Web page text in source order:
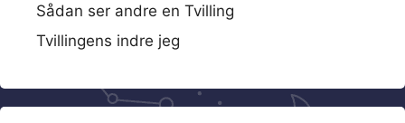
Sådan ser andre en Tvilling
Tvillingens indre jeg